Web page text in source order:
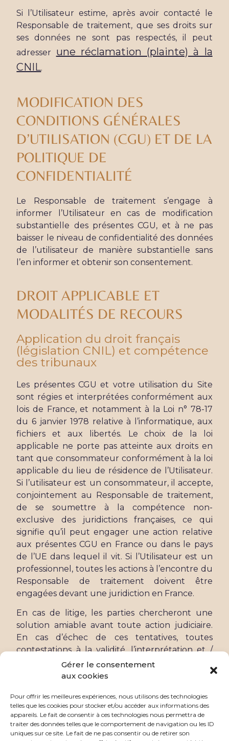
Gérer le consentement
aux cookies
Pour offrir les meilleures expériences, nous utilisons des technologies
telles que les cookies pour stocker et/ou accéder aux informations des
appareils. Le fait de consentir à ces technologies nous permettra de
traiter des données telles que le comportement de navigation ou les ID
uniques sur ce site. Le fait de ne pas consentir ou de retirer son
Si l’Utilisateur estime, après avoir contacté le
Responsable de traitement, que ses droits sur
ses données ne sont pas respectés, il peut
adresser une réclamation (plainte) à la
CNIL.
MODIFICATION DES
CONDITIONS GÉNÉRALES
D’UTILISATION (CGU) ET DE LA
POLITIQUE DE
CONFIDENTIALITÉ
Le Responsable de traitement s’engage à
informer l’Utilisateur en cas de modification
substantielle des présentes CGU, et à ne pas
baisser le niveau de confidentialité des données
de l’utilisateur de manière substantielle sans
l’en informer et obtenir son consentement.
DROIT APPLICABLE ET
MODALITÉS DE RECOURS
Application du droit français
(législation CNIL) et compétence
des tribunaux
Les présentes CGU et votre utilisation du Site
sont régies et interprétées conformément aux
lois de France, et notamment à la Loi n° 78-17
du 6 janvier 1978 relative à l’informatique, aux
fichiers et aux libertés. Le choix de la loi
applicable ne porte pas atteinte aux droits en
tant que consommateur conformément à la loi
applicable du lieu de résidence de l’Utilisateur.
Si l’utilisateur est un consommateur, il accepte,
conjointement au Responsable de traitement,
de se soumettre à la compétence non-
exclusive des juridictions françaises, ce qui
signifie qu’il peut engager une action relative
aux présentes CGU en France ou dans le pays
de l’UE dans lequel il vit. Si l’Utilisateur est un
professionnel, toutes les actions à l’encontre du
Responsable de traitement doivent être
engagées devant une juridiction en France.
En cas de litige, les parties chercheront une
solution amiable avant toute action judiciaire.
En cas d’échec de ces tentatives, toutes
contestations à la validité, l’interprétation et /
ou l’exécution des présentes CGU devront être
portées même en cas de pluralité des
tribunaux français.